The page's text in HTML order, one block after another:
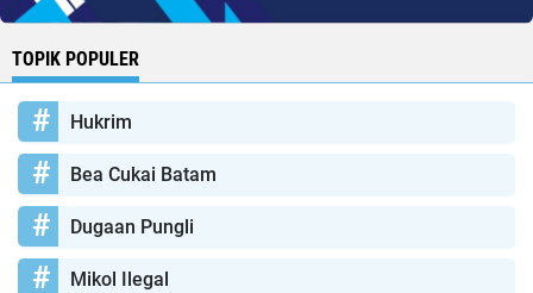
TOPIK POPULER
Hukrim
Bea Cukai Batam
Dugaan Pungli
Mikol Ilegal